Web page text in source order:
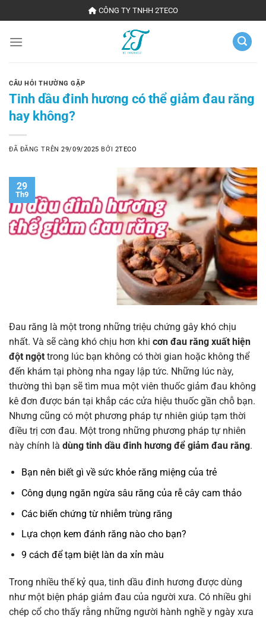
đến
nội
CÔNG TY TNHH 2TECO
CÂU HỎI THƯỜNG GẶP
Tinh dầu đinh hương có thể giảm đau răng
hay không?
ĐÃ ĐĂNG TRÊN29/09/2025 BỞI 2TECO
29
Th9
Đau răng là một trong những triệu chứng gây khó chịu
nhất. Và sẽ càng khó chịu hơn khi cơn đau răng xuất hiện
đột ngột trong lúc bạn không có thời gian hoặc không thể
đến khám tại phòng nha ngay lập tức. Những lúc này,
thường thì bạn sẽ tìm mua một viên thuốc giảm đau không
kê đơn được bán tại khắp các cửa hiệu thuốc gần chỗ bạn.
Nhưng cũng có một phương pháp tự nhiên giúp tạm thời
điều trị cơn đau. Một trong những phương pháp tự nhiên
này chính là dùng tinh dầu đinh hương để giảm đau răng.
Bạn nên biết gì về sức khỏe răng miệng của trẻ
Công dụng ngăn ngừa sâu răng của rễ cây cam thảo
Các biến chứng từ nhiễm trùng răng
Lựa chọn kem đánh răng nào cho bạn?
9 cách để tạm biệt làn da xỉn màu
Trong nhiều thế kỷ qua, tinh dầu đinh hương được dùng
như một biện pháp giảm đau của người xưa. Có nhiều ghi
chép cổ cho thấy rằng những người hành nghề y ngày xưa